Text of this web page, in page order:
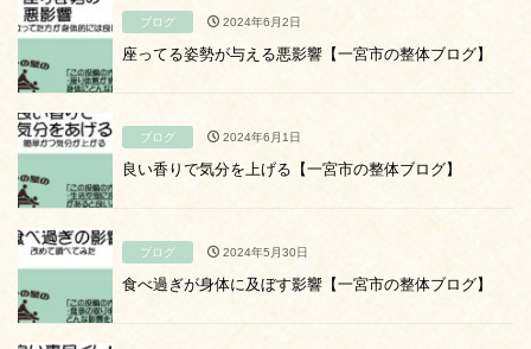
ブログ 2024年6月2日
座ってる姿勢が与える悪影響【一宮市の整体ブログ】
ブログ 2024年6月1日
良い香りで気分を上げる【一宮市の整体ブログ】
ブログ 2024年5月30日
食べ過ぎが身体に及ぼす影響【一宮市の整体ブログ】